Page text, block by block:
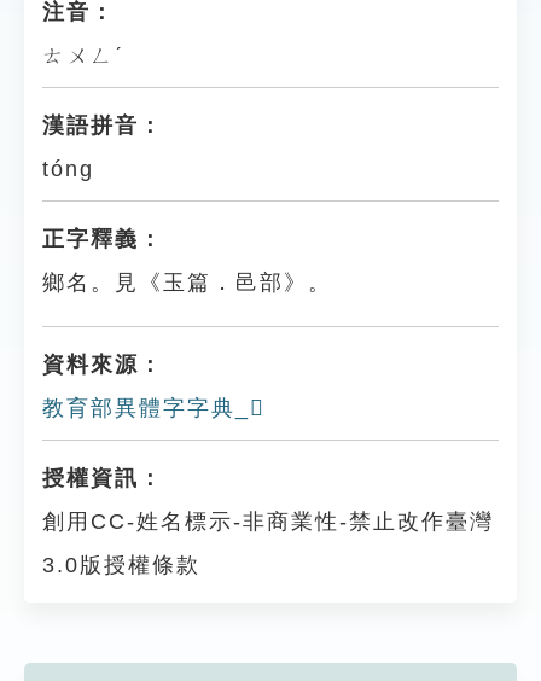
注音：
ㄊㄨㄥˊ
漢語拼音：
tóng
正字釋義：
鄉名。見《玉篇．邑部》。
資料來源：
教育部異體字字典_𨚯
授權資訊：
創用CC-姓名標示-非商業性-禁止改作臺灣
3.0版授權條款